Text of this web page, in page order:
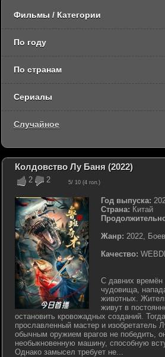
2 2 5/ 10 (4 гол.)
Колдовство Лу Баня (2022)
Год выпуска:
Страна: Китай
Жанр: 2022,
Качество:
С давних времён
чудовища,
животных.
живут в
остановить кровожадных созданий.
прославленный мастер и изобретатель
обычным оружием врагов не победить,
необыкновенную машину, способную
Однако замысел требует не...
Фильмы / Категории
По году
По странам
Сериалы
Случайное